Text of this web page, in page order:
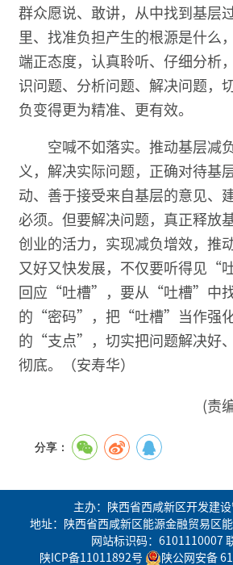
群众愿说、敢讲，从中找到基层
里、找准负担产生的根源是什么
端正态度，认真聆听、仔细分
识问题、分析问题、解决问题，
负变得更为精准、更有效。
空喊不如落实。推动基层减
义，解决实际问题，正确对待
动、善于接受来自基层的意见、
必须。但要解决问题，真正释放
创业的活力，实现减负增效，推
又好又快发展，不仅要听得见“
回应“吐槽”，要从“吐槽”中
的“密码”，把“吐槽”当作强化
的“支点”，切实把问题解决好
彻底。（安寿华）
(责
分享：
主办：陕西省西咸新区开发建
地址：陕西省西咸新区能源金融贸易区
网站标识码：6101110007
陕ICP备11011892号
陕公网安备